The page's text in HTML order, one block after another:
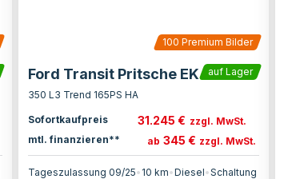
100 Premium Bilder
Ford Transit Pritsche EK
auf Lager
350 L3 Trend 165PS HA
Sofortkaufpreis 31.245 € zzgl. MwSt.
mtl. finanzieren**
ab 345 € zzgl. MwSt.
Tageszulassung 09/25• 10 km•Diesel•Schaltung